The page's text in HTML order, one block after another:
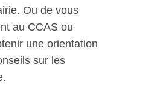
Ou de vous
au CCAS ou
une orientation
sur les